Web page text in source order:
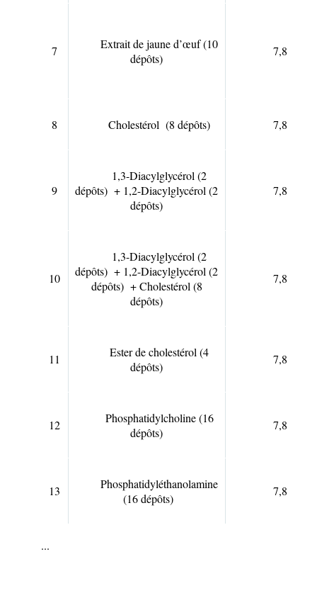
7
Extrait de jaune d’œuf (10
dépôts)
7,8
8 Cholestérol (8 dépôts) 7,8
9
1,3-Diacylglycérol (2
dépôts) + 1,2-Diacylglycérol (2
dépôts)
7,8
10
1,3-Diacylglycérol (2
dépôts) + 1,2-Diacylglycérol (2
dépôts) + Cholestérol (8
dépôts)
7,8
11
Ester de cholestérol (4
dépôts)
7,8
12
Phosphatidylcholine (16
dépôts)
7,8
13
Phosphatidyléthanolamine
(16 dépôts)
7,8
...